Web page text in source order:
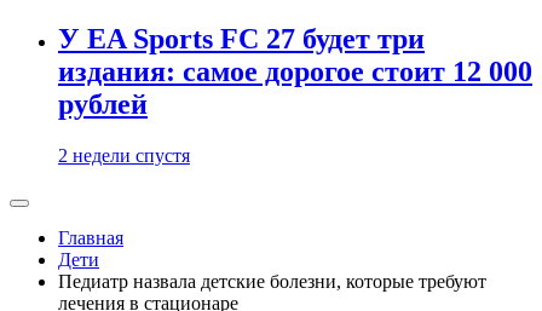
У EA Sports FC 27 будет три
издания: самое дорогое стоит 12 000
рублей
2 недели спустя
Главная
Дети
Педиатр назвала детские болезни, которые требуют
лечения в стационаре